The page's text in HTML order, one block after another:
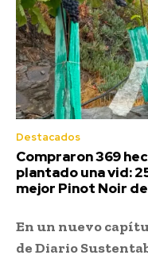
Destacados
Compraron 369
plantado una vid:
mejor Pinot Noir
En un nuevo
de Diario